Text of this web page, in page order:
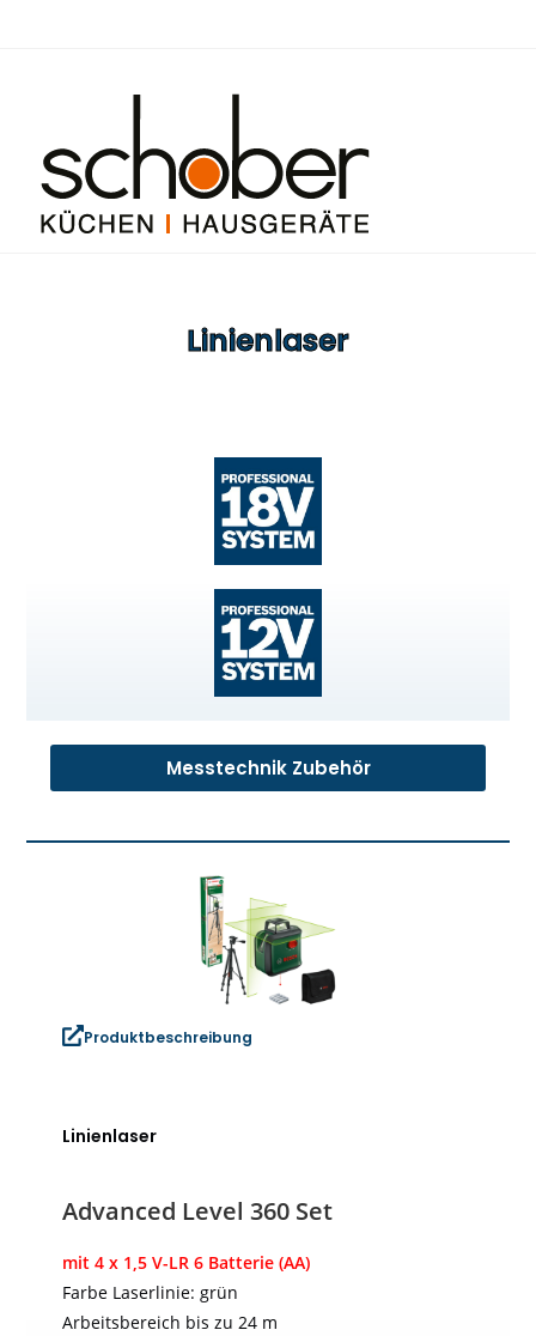
Linienlaser
Messtechnik Zubehör
Produktbeschreibung
Linienlaser
Advanced Level 360 Set
mit 4 x 1,5 V-LR 6 Batterie (AA)
Farbe Laserlinie: grün
Arbeitsbereich bis zu 24 m